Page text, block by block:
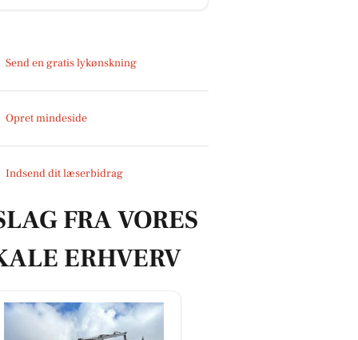
Send en gratis lykønskning
Opret mindeside
Indsend dit læserbidrag
FRA VORES
ERHVERV